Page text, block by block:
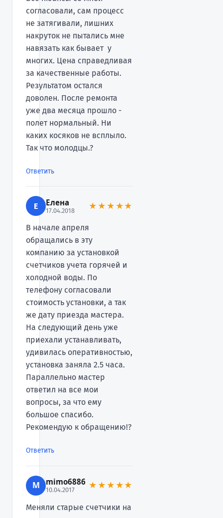
согласовали, сам процесс
не затягивали, лишних
накруток не пытались мне
навязать как бывает у
многих. Цена справедливая
за качественные работы.
Результатом остался
доволен. После ремонта
уже два месяца прошло -
полет нормальный. Ни
каких косяков не всплыло.
Так что молодцы.?
Ответить
Е Елена
17.04.2018 ★★★★★
В начале апреля
обращались в эту
компанию за установкой
счетчиков учета горячей и
холодной воды. По
телефону согласовали
стоимость установки, а так
же дату приезда мастера.
На следующий день уже
приехали устанавливать,
удивилась оперативностью,
установка заняла 2.5 часа.
Параллельно мастер
ответил на все мои
вопросы, за что ему
большое спасибо.
Рекомендую к обращению!?
Ответить
M mimo6886
10.04.2017 ★★★★★
Меняли старые счетчики на